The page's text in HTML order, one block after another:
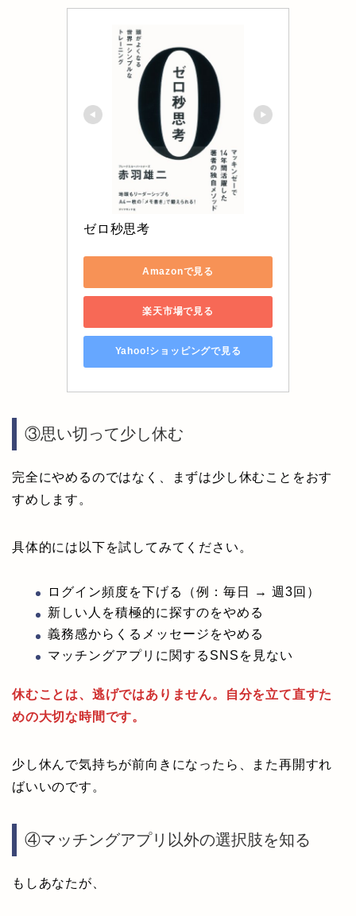
ゼロ秒思考
Amazonで見る
楽天市場で見る
Yahoo!ショッピングで見る
③思い切って少し休む
完全にやめるのではなく、まずは少し休むことをおす
すめします。
具体的には以下を試してみてください。
ログイン頻度を下げる（例：毎日 → 週3回）
新しい人を積極的に探すのをやめる
義務感からくるメッセージをやめる
マッチングアプリに関するSNSを見ない
休むことは、逃げではありません。自分を立て直すた
めの大切な時間です。
少し休んで気持ちが前向きになったら、また再開すれ
ばいいのです。
④マッチングアプリ以外の選択肢を知る
もしあなたが、